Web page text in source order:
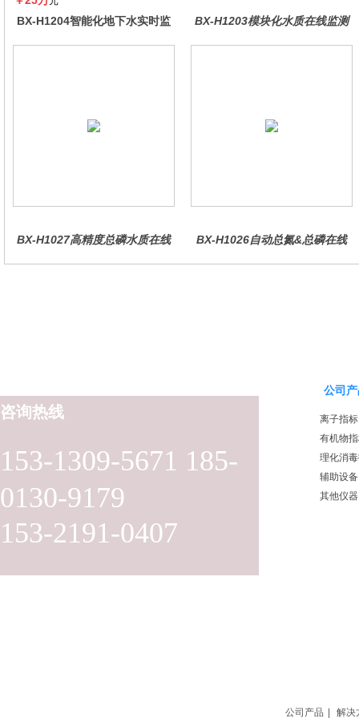
BX-H1204智能化地下水实时监
BX-H1203模块化水质在线监测
BX-H1027高精度总磷水质在线
BX-H1026自动总氮&总磷在线
153-1309-5671 185-
0130-9179
153-2191-0407
咨询热线
公司
离子指标
有机物
理化消
辅助设备
其他仪器
公司产品 解决